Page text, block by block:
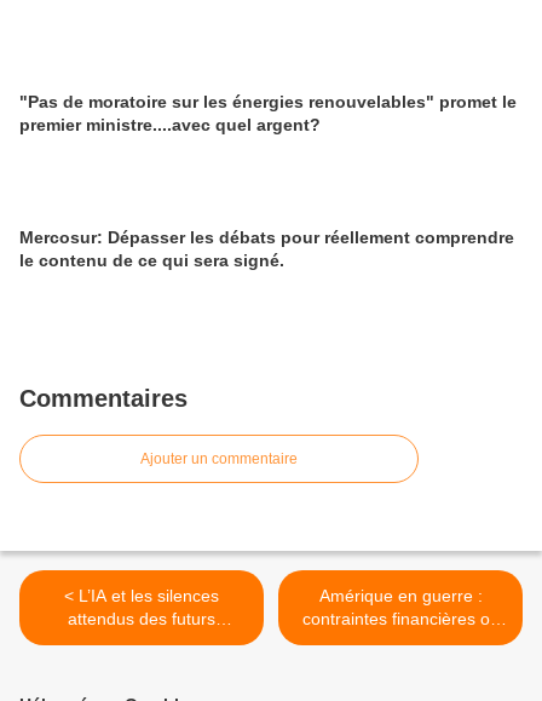
"Pas de moratoire sur les énergies renouvelables" promet le
premier ministre....avec quel argent?
Mercosur: Dépasser les débats pour réellement comprendre
le contenu de ce qui sera signé.
Commentaires
Ajouter un commentaire
< L’IA et les silences
attendus des futurs
candidats à l’élection
Amérique en guerre :
contraintes financières ou
contraintes industrielles ? >